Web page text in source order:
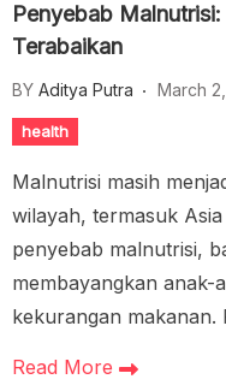
Penyebab
Terabaikan
BY Aditya Putra March
health
Malnutrisi masih
wilayah, termasuk
penyebab malnutrisi,
membayangkan
kekurangan makanan.
Read More